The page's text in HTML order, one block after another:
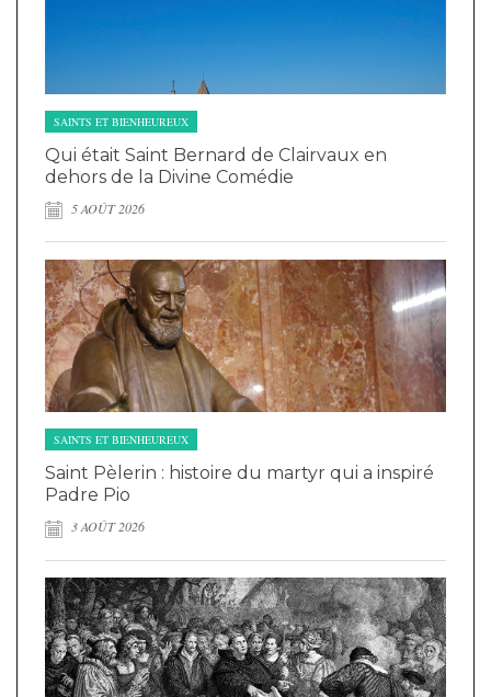
SAINTS ET BIENHEUREUX
Qui était Saint Bernard de Clairvaux en
dehors de la Divine Comédie
5 AOÛT 2026
SAINTS ET BIENHEUREUX
Saint Pèlerin : histoire du martyr qui a inspiré
Padre Pio
3 AOÛT 2026